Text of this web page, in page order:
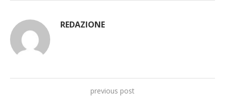
REDAZIONE
previous post